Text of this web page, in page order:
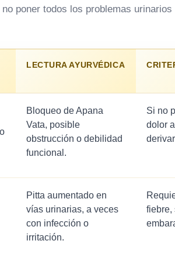
poner todos los problemas
LECTURA AYURVÉDICA
Bloqueo de Apana
Vata, posible
obstrucción o debilidad
funcional.
Si no
dolor
Pitta aumentado en
vías urinarias, a veces
con infección o
irritación.
fiebre,